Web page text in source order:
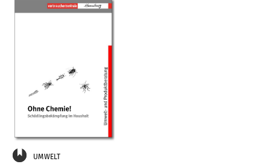
UMWELT